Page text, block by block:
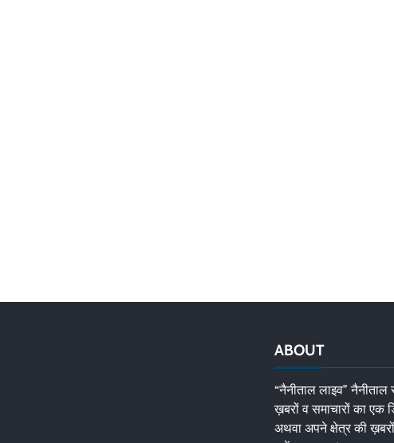
ABOUT
“नैनीताल लाइव” नैनीताल
ख़बरों व समाचारों का एक
अथवा अपने क्षेत्र की